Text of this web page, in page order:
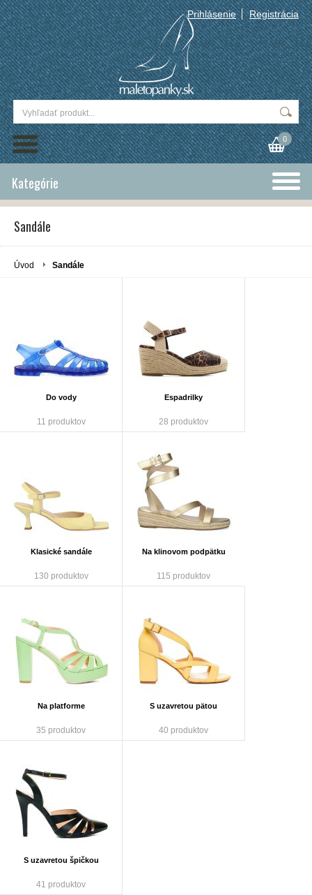
Prihlásenie Registrácia
0
Kategórie
Sandále
Úvod Sandále
Do vody
11 produktov
Espadrilky
28 produktov
Klasické sandále
130 produktov
Na klinovom podpätku
115 produktov
Na platforme
35 produktov
S uzavretou pätou
40 produktov
S uzavretou špičkou
41 produktov